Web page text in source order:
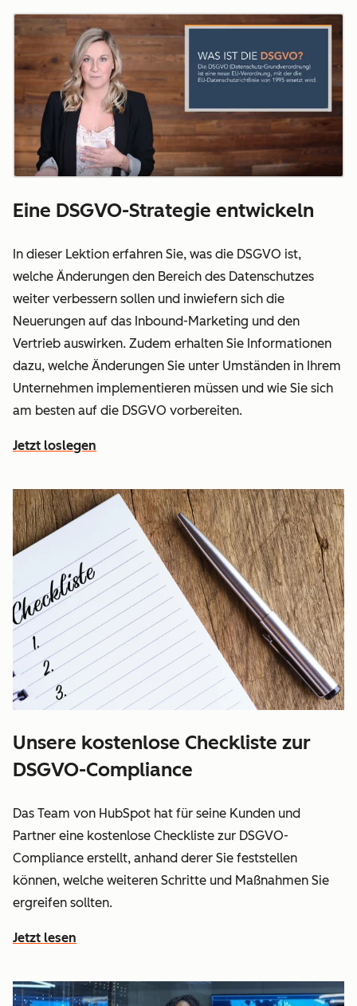
Eine DSGVO-Strategie entwickeln
In dieser Lektion erfahren Sie, was die DSGVO ist,
welche Änderungen den Bereich des Datenschutzes
weiter verbessern sollen und inwiefern sich die
Neuerungen auf das Inbound-Marketing und den
Vertrieb auswirken. Zudem erhalten Sie Informationen
dazu, welche Änderungen Sie unter Umständen in Ihrem
Unternehmen implementieren müssen und wie Sie sich
am besten auf die DSGVO vorbereiten.
Jetzt loslegen
Unsere kostenlose Checkliste zur
DSGVO-Compliance
Das Team von HubSpot hat für seine Kunden und
Partner eine kostenlose Checkliste zur DSGVO-
Compliance erstellt, anhand derer Sie feststellen
können, welche weiteren Schritte und Maßnahmen Sie
ergreifen sollten.
Jetzt lesen